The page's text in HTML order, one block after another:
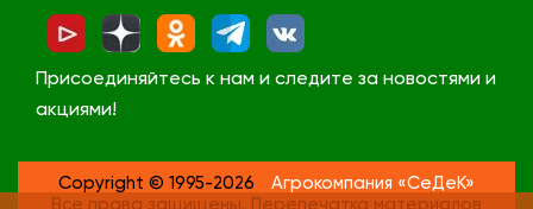
Присоединяйтесь к нам и следите за новостями и
акциями!
Copyright © 1995-2026
Агрокомпания «СеДеК»
Все права защищены. Перепечатка материалов